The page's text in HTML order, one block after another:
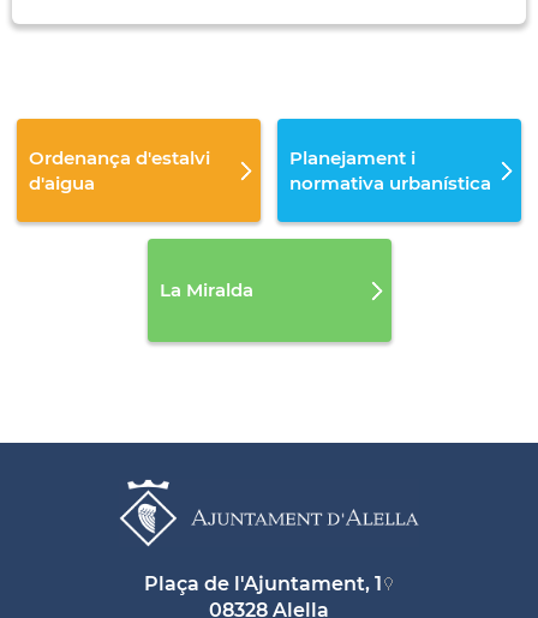
Ordenança d'estalvi
d'aigua
Planejament i
normativa urbanística
La Miralda
Plaça de l'Ajuntament, 1
08328 Alella